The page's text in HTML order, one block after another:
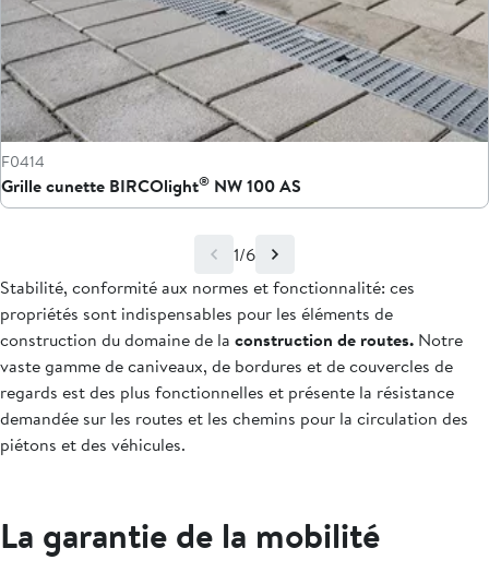
F0414
Grille cunette BIRCOlight® NW 100 AS
1/6
Stabilité, conformité aux normes et fonctionnalité: ces
propriétés sont indispensables pour les éléments de
construction du domaine de la construction de routes. Notre
vaste gamme de caniveaux, de bordures et de couvercles de
regards est des plus fonctionnelles et présente la résistance
demandée sur les routes et les chemins pour la circulation des
piétons et des véhicules.
La garantie de la mobilité